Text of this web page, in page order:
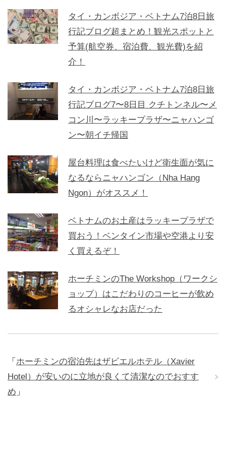
タイ・カンボジア・ベトナム7泊8日旅
行記ブログ超まとめ！観光スポットと
予算(航空券、宿泊費、観光費)を紹
介！
タイ・カンボジア・ベトナム7泊8日旅
行記ブログ7〜8日目 クチトンネル〜メ
コン川〜ラッキープラザ〜ニャハンゴ
ン〜朝イチ帰国
屋台料理は食べたいけど衛生面が気に
なるならニャハンゴン（Nha Hang
Ngon）がオススメ！
ベトナムのお土産はラッキープラザで
買おう！ベンタイン市場や空港より安
く買えるぞ！
ホーチミンのThe Workshop（ワークシ
ョップ）はこだわりのコーヒーが飲め
るオシャレなお店だった
「 ホーチミンの宿泊先はザビエルホテル（Xavier
Hotel）が安いのに立地が良くて清潔なのでおすす
め 」